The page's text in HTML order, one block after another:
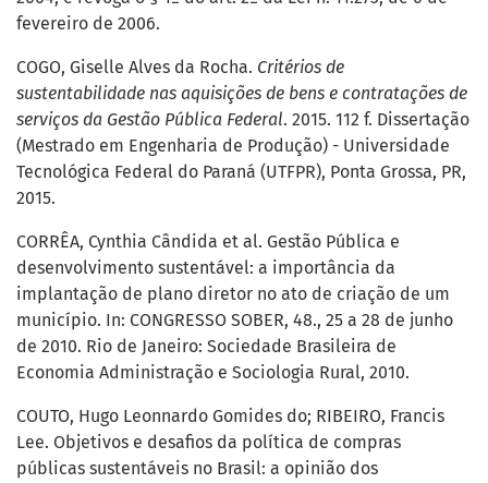
fevereiro de 2006.
COGO, Giselle Alves da Rocha. Critérios de
sustentabilidade nas aquisições de bens e contratações de
serviços da Gestão Pública Federal. 2015. 112 f. Dissertação
(Mestrado em Engenharia de Produção) - Universidade
Tecnológica Federal do Paraná (UTFPR), Ponta Grossa, PR,
2015.
CORRÊA, Cynthia Cândida et al. Gestão Pública e
desenvolvimento sustentável: a importância da
implantação de plano diretor no ato de criação de um
município. In: CONGRESSO SOBER, 48., 25 a 28 de junho
de 2010. Rio de Janeiro: Sociedade Brasileira de
Economia Administração e Sociologia Rural, 2010.
COUTO, Hugo Leonnardo Gomides do; RIBEIRO, Francis
Lee. Objetivos e desafios da política de compras
públicas sustentáveis no Brasil: a opinião dos